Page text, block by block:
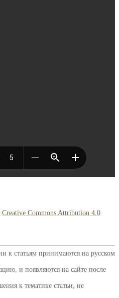
Creative Commons Attribution 4.0
к статьям принимаются на русском
и появляются на сайте после
к тематике статьи, не